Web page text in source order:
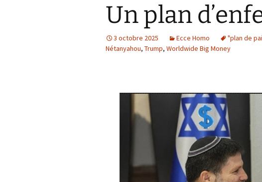
Un plan
3 octobre 2025 Ecce Homo "plan de
Nétanyahou, Trump, Worldwide Big Money